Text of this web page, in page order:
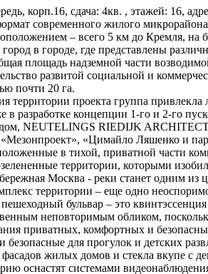
корп.16, сдача: 4кв. , этажей: 16,
современного жилого
– всего 5 км до Кремля,
в городе, где представлены
площадь надземной части
развитой социальной и
почти 20 га.
территории проекта группа
разработке концепции 1-го и 2-го
NEUTELINGS RIEDIJK
«Цимайло Ляшенко и
в тихой, приватной части
территории, которыми
Москвa - реки станет одним из
территории – еще одно
бульвар – это квинтэссенция
неповторимым обликом,
приватных, комфортных и
для прогулок и детских
жилых домов и стекла вкупе
оснастят системами